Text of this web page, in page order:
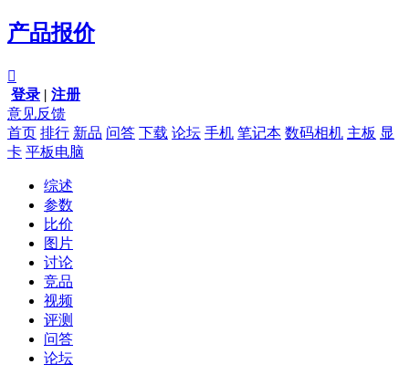
产品报价

登录 | 注册
意见反馈
首页 排行 新品 问答 下载 论坛 手机 笔记本 数码相机 主板 显
卡 平板电脑
综述
参数
比价
图片
讨论
竞品
视频
评测
问答
论坛